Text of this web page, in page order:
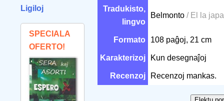
Ligiloj
SPECIALA
OFERTO!
Tradukisto,
lingvo
Belmonto / El la
Formato 108 paĝoj, 21 cm
Karakterizoj Kun desegnaĵoj
Recenzoj Recenzoj mankas.